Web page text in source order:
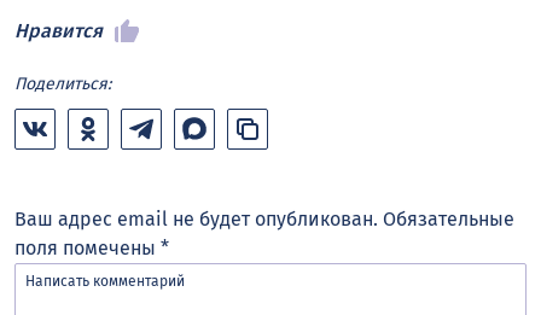
Нравится
Поделиться:
Ваш адрес email не будет опубликован. Обязательные
поля помечены *